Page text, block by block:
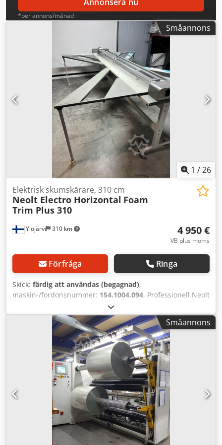
*per annons/månad
Småannons
1 /26
Ylöjärvi 310 km
Elektrisk skumskärare, 310 cm
Neolt Electro Horizontal Foam
Trim Plus 310
4 950 €
VB plus moms
Förfråga Ringa
Skick: färdig att användas (begagnad),
maskin-/fordonsnummer: 154.1004.094, Professionell Neolt
Electro Foam Trim Plus 310 horisontell skärmaskin för
skumskivor, PVC, kartong och liknande material. Detta är
en högkvalitativ italiensk industriskärare med en maximal
arbetsbredd på 310 cm, lämplig för skyltproduktion,
tryckeri och tillverkningsmiljöer. Dkedpfxoywpcps Al Rer
Huvudegenskaper: • Tillverkare: Neolt (Italien) • Modell:
Electro Foam Trim Plus 310 • Arbetsbredd: 310 cm •
Elektriskt skärsystem • Hög precision vid kapning • Lämplig
för skumskivor, PVC, kartong och liknande material • Flera
bladhållare: 5 mm, 10 mm, 20 mm och 30 mm • Reservblad
medföljer • Original manual • Elektriska reservdelar
(kretskort m.m.) • Ytterligare tillbehör och komponenter
Skick: Maskinen är i gott skick och fullt fungerande.
Skärnoggrannheten är mycket bra. Huvudenheten är ren
Småannons